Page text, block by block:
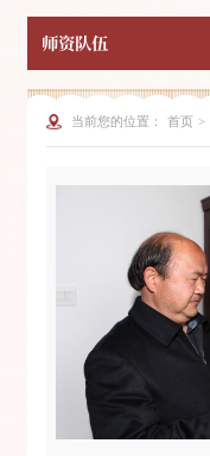
师资队伍
当前您的位置： 首页 >